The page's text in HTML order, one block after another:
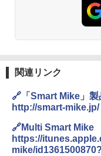
関連リンク
🔗「Smart Mike」製
http://smart-mike.jp/
🔗Multi Smart Mike
https://
mike/